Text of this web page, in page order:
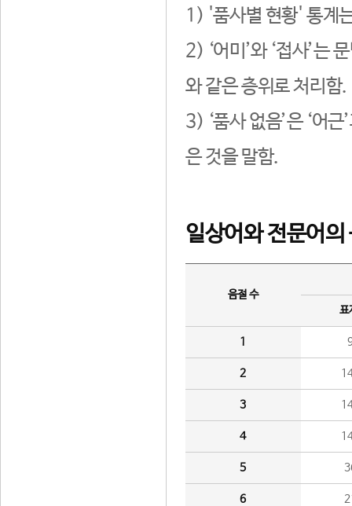
1) '품사별 현황' 통계
2) ‘어미’와 ‘접사’는
와 같은 층위로 처리함.
3) ‘품사 없음’은 ‘어
은 것을 말함.
일상어와 전문어의
음절 수
표
1
2
3
4
5
6